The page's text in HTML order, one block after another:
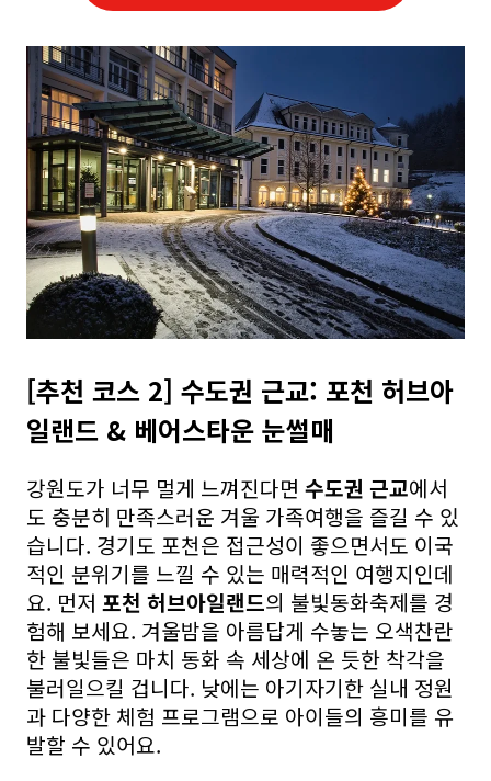
[추천 코스 2] 수도권 근교: 포천 허브아
일랜드 & 베어스타운 눈썰매
강원도가 너무 멀게 느껴진다면 수도권 근교에서
도 충분히 만족스러운 겨울 가족여행을 즐길 수 있
습니다. 경기도 포천은 접근성이 좋으면서도 이국
적인 분위기를 느낄 수 있는 매력적인 여행지인데
요. 먼저 포천 허브아일랜드의 불빛동화축제를 경
험해 보세요. 겨울밤을 아름답게 수놓는 오색찬란
한 불빛들은 마치 동화 속 세상에 온 듯한 착각을
불러일으킬 겁니다. 낮에는 아기자기한 실내 정원
과 다양한 체험 프로그램으로 아이들의 흥미를 유
발할 수 있어요.